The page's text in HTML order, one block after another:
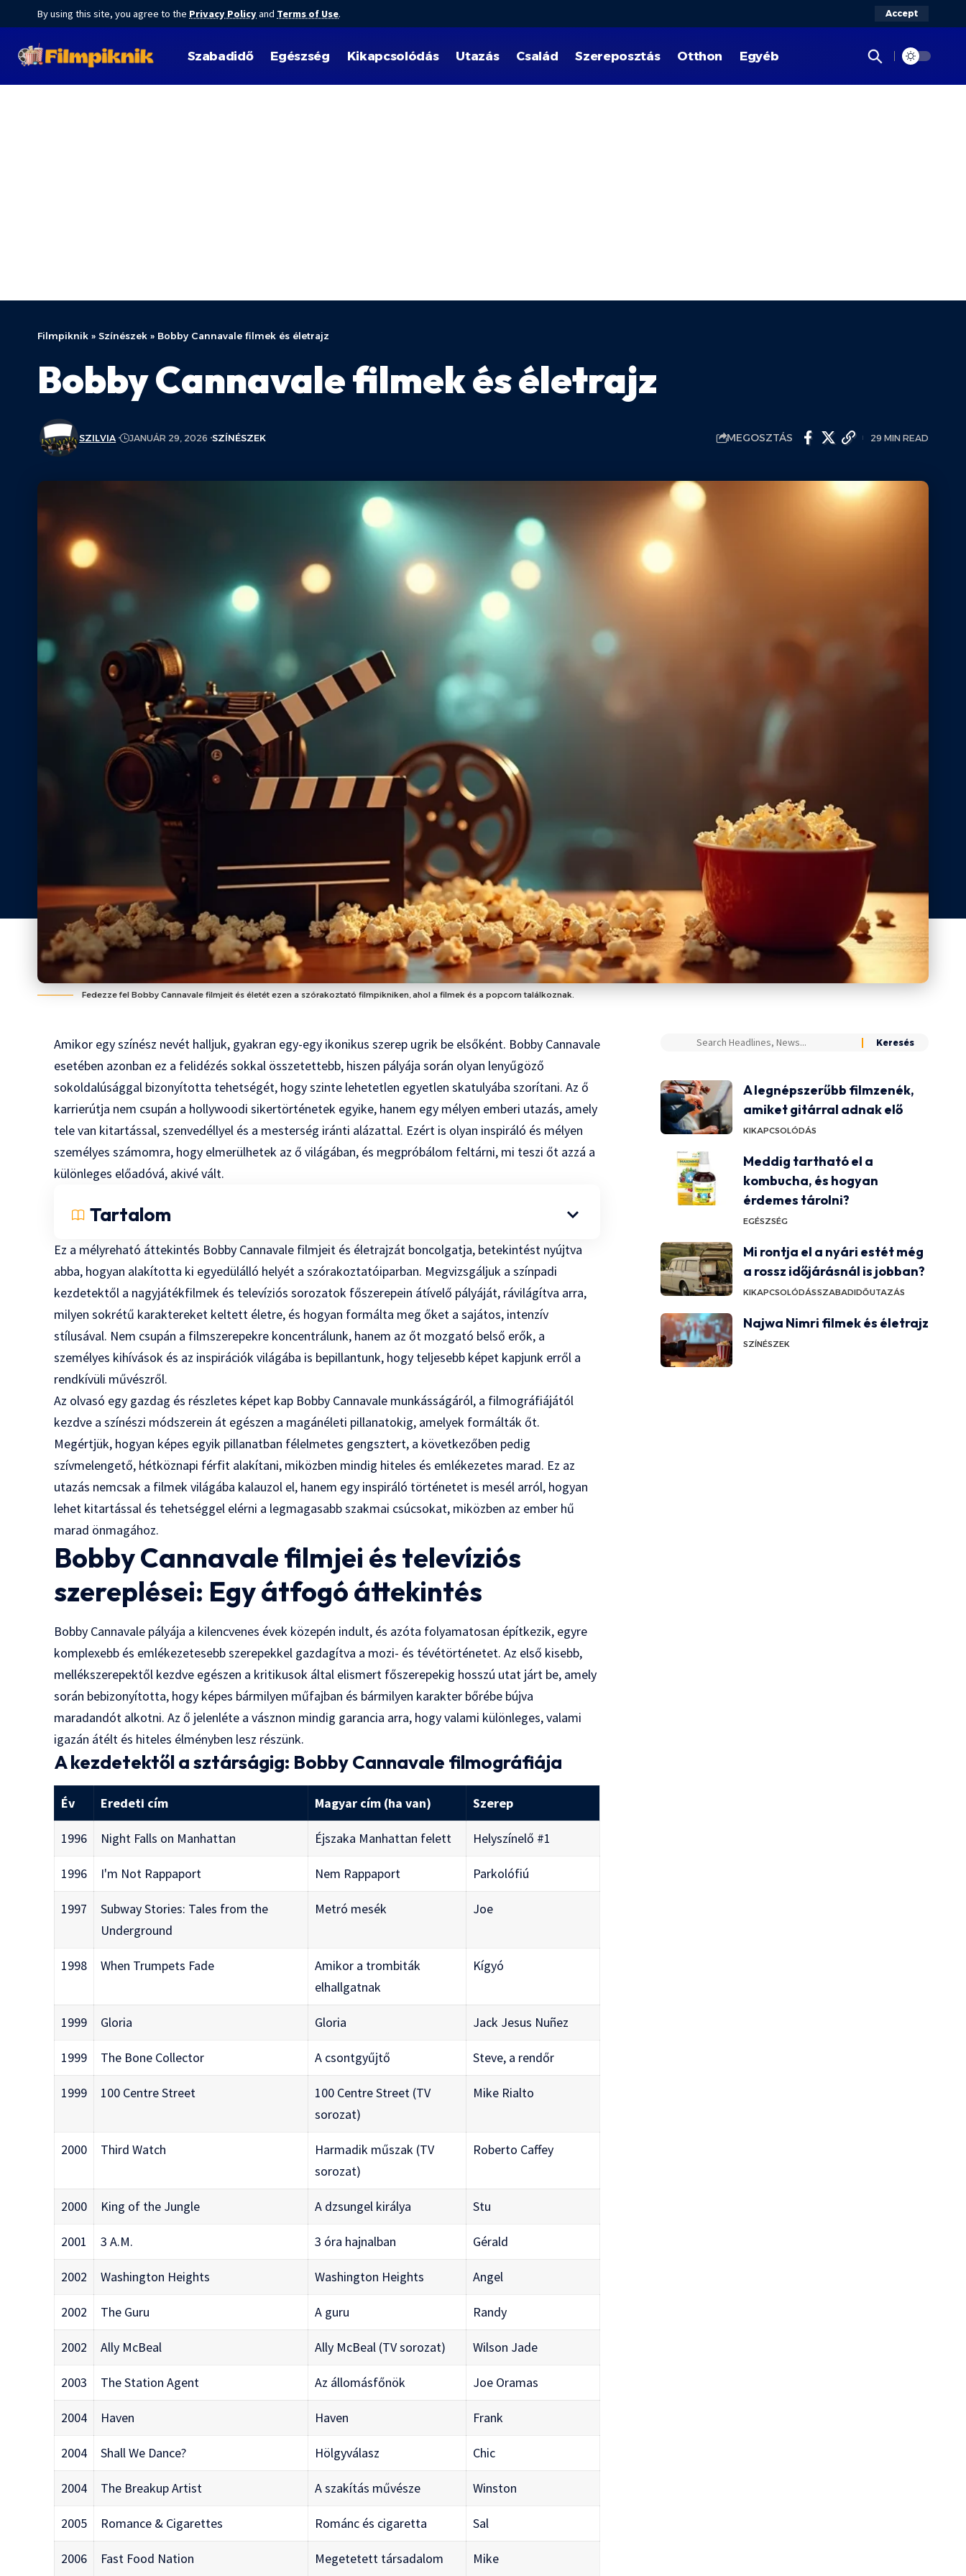
By using this site, you agree to the Privacy Policyand Terms of Use. Accept
Szabadidő Egészség Kikapcsolódás Utazás Család Szereposztás Otthon Egyéb
Filmpiknik » Színészek » Bobby Cannavale filmek és életrajz
Bobby Cannavale filmek és életrajz
SZILVIA JANUÁR 29, 2026 SZÍNÉSZEK MEGOSZTÁS 29 MIN READ
Fedezze fel Bobby Cannavale filmjeit és életét ezen a szórakoztató filmpikniken, ahol a filmek és a popcorn találkoznak.
Amikor egy színész nevét halljuk, gyakran egy-egy ikonikus szerep ugrik be elsőként. Bobby Cannavale
esetében azonban ez a felidézés sokkal összetettebb, hiszen pályája során olyan lenyűgöző
sokoldalúsággal bizonyította tehetségét, hogy szinte lehetetlen egyetlen skatulyába szorítani. Az ő
karrierútja nem csupán a hollywoodi sikertörténetek egyike, hanem egy mélyen emberi utazás, amely
tele van kitartással, szenvedéllyel és a mesterség iránti alázattal. Ezért is olyan inspiráló és mélyen
személyes számomra, hogy elmerülhetek az ő világában, és megpróbálom feltárni, mi teszi őt azzá a
különleges előadóvá, akivé vált.
Tartalom
Ez a mélyreható áttekintés Bobby Cannavale filmjeit és életrajzát boncolgatja, betekintést nyújtva
abba, hogyan alakította ki egyedülálló helyét a szórakoztatóiparban. Megvizsgáljuk a színpadi
kezdetektől a nagyjátékfilmek és televíziós sorozatok főszerepein átívelő pályáját, rávilágítva arra,
milyen sokrétű karaktereket keltett életre, és hogyan formálta meg őket a sajátos, intenzív
stílusával. Nem csupán a filmszerepekre koncentrálunk, hanem az őt mozgató belső erők, a
személyes kihívások és az inspirációk világába is bepillantunk, hogy teljesebb képet kapjunk erről a
rendkívüli művészről.
Az olvasó egy gazdag és részletes képet kap Bobby Cannavale munkásságáról, a filmográfiájától
kezdve a színészi módszerein át egészen a magánéleti pillanatokig, amelyek formálták őt.
Megértjük, hogyan képes egyik pillanatban félelmetes gengsztert, a következőben pedig
szívmelengető, hétköznapi férfit alakítani, miközben mindig hiteles és emlékezetes marad. Ez az
utazás nemcsak a filmek világába kalauzol el, hanem egy inspiráló történetet is mesél arról, hogyan
lehet kitartással és tehetséggel elérni a legmagasabb szakmai csúcsokat, miközben az ember hű
marad önmagához.
Bobby Cannavale filmjei és televíziós
szereplései: Egy átfogó áttekintés
Bobby Cannavale pályája a kilencvenes évek közepén indult, és azóta folyamatosan építkezik, egyre
komplexebb és emlékezetesebb szerepekkel gazdagítva a mozi- és tévétörténetet. Az első kisebb,
mellékszerepektől kezdve egészen a kritikusok által elismert főszerepekig hosszú utat járt be, amely
során bebizonyította, hogy képes bármilyen műfajban és bármilyen karakter bőrébe bújva
maradandót alkotni. Az ő jelenléte a vásznon mindig garancia arra, hogy valami különleges, valami
igazán átélt és hiteles élményben lesz részünk.
A kezdetektől a sztárságig: Bobby Cannavale filmográfiája
Év Eredeti cím Magyar cím (ha van) Szerep
1996 Night Falls on Manhattan Éjszaka Manhattan felett Helyszínelő #1
1996 I'm Not Rappaport Nem Rappaport Parkolófiú
1997
Subway Stories: Tales from the
Underground
Metró mesék Joe
1998 When Trumpets Fade
Amikor a trombiták
elhallgatnak
Kígyó
1999 Gloria Gloria Jack Jesus Nuñez
1999 The Bone Collector A csontgyűjtő Steve, a rendőr
1999 100 Centre Street
100 Centre Street (TV
sorozat)
Mike Rialto
2000 Third Watch
Harmadik műszak (TV
sorozat)
Roberto Caffey
2000 King of the Jungle A dzsungel királya Stu
2001 3 A.M. 3 óra hajnalban Gérald
2002 Washington Heights Washington Heights Angel
2002 The Guru A guru Randy
2002 Ally McBeal Ally McBeal (TV sorozat) Wilson Jade
2003 The Station Agent Az állomásfőnök Joe Oramas
2004 Haven Haven Frank
2004 Shall We Dance? Hölgyválasz Chic
2004 The Breakup Artist A szakítás művésze Winston
2005 Romance & Cigarettes Románc és cigaretta Sal
2006 Fast Food Nation Megetetett társadalom Mike
A legnépszerűbb filmzenék,
amiket gitárral adnak elő
KIKAPCSOLÓDÁS
Meddig tartható el a
kombucha, és hogyan
érdemes tárolni?
EGÉSZSÉG
Mi rontja el a nyári estét még
a rossz időjárásnál is jobban?
KIKAPCSOLÓDÁSSZABADIDŐUTAZÁS
Najwa Nimri filmek és életrajz
SZÍNÉSZEK